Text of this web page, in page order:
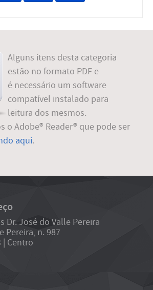
Alguns itens desta categoria
estão no formato PDF e
é necessário um software
compatível instalado para
leitura dos mesmos.
o Adobe® Reader® que pode ser
aqui.
Dr. José do Valle Pereira
Pereira, n. 987
| Centro